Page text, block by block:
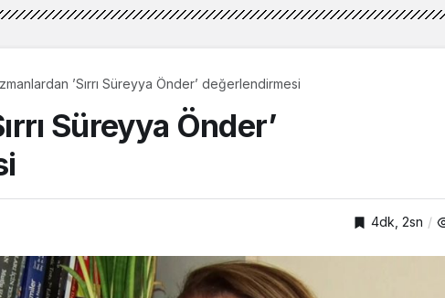
’Sırrı Süreyya Önder’ değerlendirmesi
Süreyya Önder’
4dk, 2sn